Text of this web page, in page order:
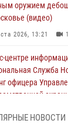
оружием
(видео)
2026, 13:21 1
центре
Служба
офицера
НОВОСТИ